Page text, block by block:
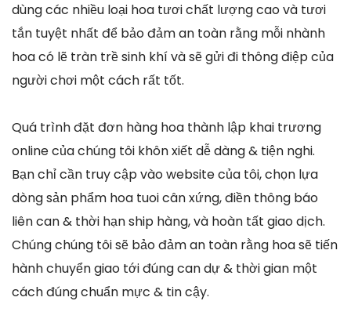
dùng các nhiều loại hoa tươi chất lượng cao và tươi
tắn tuyệt nhất để bảo đảm an toàn rằng mỗi nhành
hoa có lẽ tràn trề sinh khí và sẽ gửi đi thông điệp của
người chơi một cách rất tốt.
Quá trình đặt đơn hàng hoa thành lập khai trương
online của chúng tôi khôn xiết dễ dàng & tiện nghi.
Bạn chỉ cần truy cập vào website của tôi, chọn lựa
dòng sản phẩm hoa tuoi cân xứng, điền thông báo
liên can & thời hạn ship hàng, và hoàn tất giao dịch.
Chúng chúng tôi sẽ bảo đảm an toàn rằng hoa sẽ tiến
hành chuyển giao tới đúng can dự & thời gian một
cách đúng chuẩn mực & tin cậy.